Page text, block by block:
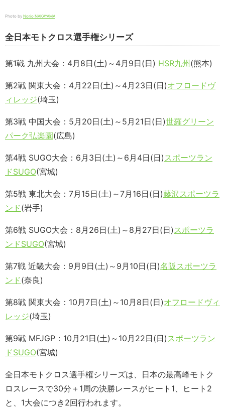
Photo by Norio NAKAYAMA
全日本モトクロス選手権シリーズ
第1戦 九州大会：4月8日(土)～4月9日(日) HSR九州 (熊本)
第2戦 関東大会：4月22日(土)～4月23日(日)オフロードヴ
ィレッジ(埼玉)
第3戦 中国大会：5月20日(土)～5月21日(日)世羅グリーン
パーク弘楽園(広島)
第4戦 SUGO大会：6月3日(土)～6月4日(日)スポーツラン
ドSUGO(宮城)
第5戦 東北大会：7月15日(土)～7月16日(日)藤沢スポーツラ
ンド(岩手)
第6戦 SUGO大会：8月26日(土)～8月27日(日)スポーツラ
ンドSUGO(宮城)
第7戦 近畿大会：9月9日(土)～9月10日(日)名阪スポーツラ
ンド(奈良)
第8戦 関東大会：10月7日(土)～10月8日(日)オフロードヴィ
レッジ(埼玉)
第9戦 MFJGP：10月21日(土)～10月22日(日)スポーツラン
ドSUGO(宮城)
全日本モトクロス選手権シリーズは、日本の最高峰モトク
ロスレースで30分＋1周の決勝レースがヒート1、ヒート2
と、1大会につき2回行われます。